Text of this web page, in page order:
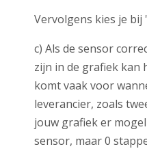
Vervolgens kies je
c) Als de sensor
zijn in de grafiek kan
komt vaak voor
leverancier, zoals
jouw grafiek er
sensor, maar 0